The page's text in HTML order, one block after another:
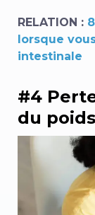
RELATION :
lorsque
intestinale
#4
du poids